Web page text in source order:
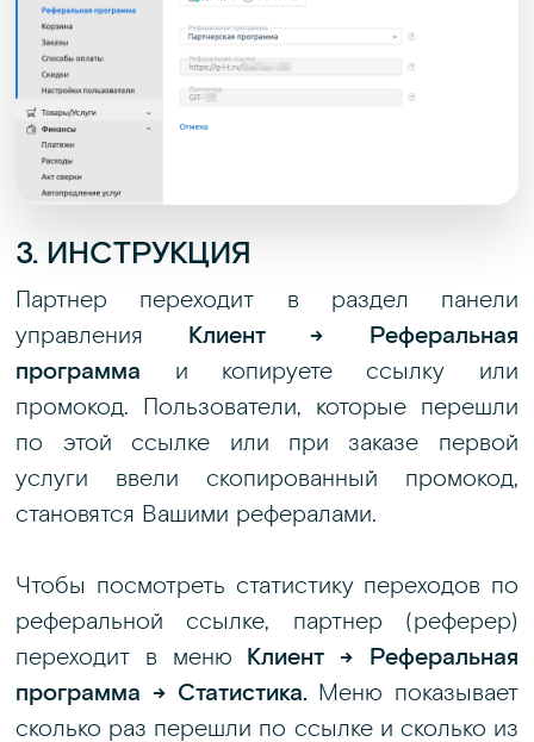
3. ИНСТРУКЦИЯ
Партнер переходит в раздел панели
управления Клиент → Реферальная
программа и копируете ссылку или
промокод. Пользователи, которые перешли
по этой ссылке или при заказе первой
услуги ввели скопированный промокод,
становятся Вашими рефералами.
Чтобы посмотреть статистику переходов по
реферальной ссылке, партнер (реферер)
переходит в меню Клиент → Реферальная
программа → Статистика. Меню показывает
сколько раз перешли по ссылке и сколько из